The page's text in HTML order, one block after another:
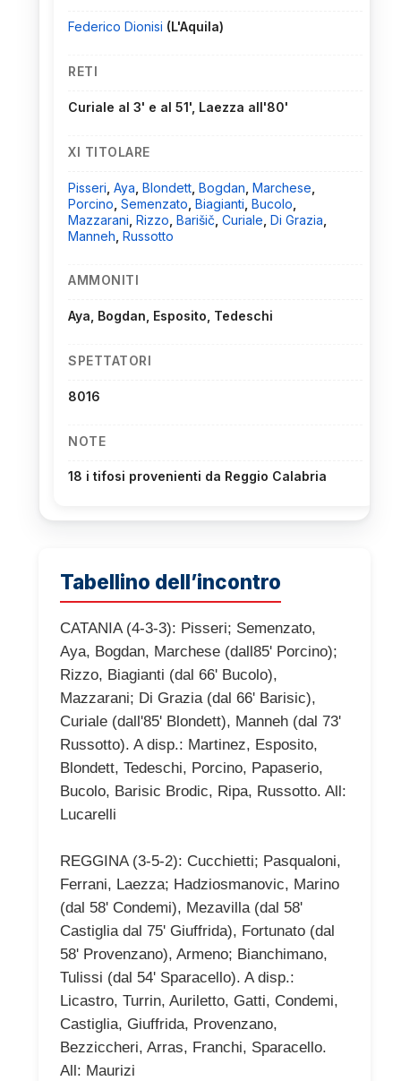
Federico Dionisi (L'Aquila)
RETI
Curiale al 3' e al 51', Laezza all'80'
XI TITOLARE
Pisseri Aya Blondett Bogdan Marchese
Porcino Semenzato Biagianti Bucolo
Mazzarani Rizzo Barišič Curiale Di Grazia
Manneh Russotto
AMMONITI
Aya, Bogdan, Esposito, Tedeschi
SPETTATORI
8016
NOTE
18 i tifosi provenienti da Reggio Calabria
Tabellino dell’incontro
CATANIA (4-3-3): Pisseri; Semenzato,
Aya, Bogdan, Marchese (dall85' Porcino);
Rizzo, Biagianti (dal 66' Bucolo),
Mazzarani; Di Grazia (dal 66' Barisic),
Curiale (dall'85' Blondett), Manneh (dal 73'
Russotto). A disp.: Martinez, Esposito,
Blondett, Tedeschi, Porcino, Papaserio,
Bucolo, Barisic Brodic, Ripa, Russotto. All:
Lucarelli
REGGINA (3-5-2): Cucchietti; Pasqualoni,
Ferrani, Laezza; Hadziosmanovic, Marino
(dal 58' Condemi), Mezavilla (dal 58'
Castiglia dal 75' Giuffrida), Fortunato (dal
58' Provenzano), Armeno; Bianchimano,
Tulissi (dal 54' Sparacello). A disp.:
Licastro, Turrin, Auriletto, Gatti, Condemi,
Castiglia, Giuffrida, Provenzano,
Bezziccheri, Arras, Franchi, Sparacello.
All: Maurizi